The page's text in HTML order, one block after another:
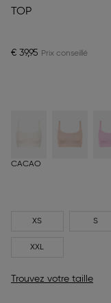
TOP
€ 39,95
CACAO
XS S
XXL
Trouvez votre taille